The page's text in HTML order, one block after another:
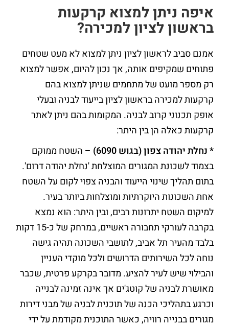
איפה ניתן למצוא קרקעות
בראשון לציון למכירה?
אמנם סביב לראשון לציון ניתן למצוא לא מעט שטחים
פתוחים שמקיפים אותה, אך נכון להיום, אפשר למצוא
רק מספר מועט של מתחמים שניתן למצוא בהם
קרקעות למכירה בראשון לציון בייעוד לבניה ובעלי
אופק תכנוני קרוב לבניה. המקומות בהם ניתן לאתר
קרקעות כאלה הן בין היתר:
* נחלת יהודה צפון(בגוש6090) – השטח ממוקם
בצמוד לשכונת המגורים המוצלחת 'נחלת יהודה דרום'.
בתום תהליך שינוי הייעוד והבניה צפוי לקום על השטח
אחת השכונות היוקרתיות ומוצלחות ביותר בעיר.
למיקום השטח יתרונות רבים, ובין היתר: הוא נמצא
בקרבה לעורקי תחבורה ראשיים, במרחק של כ-15 דקות
בלבד מהעיר תל אביב, לתושבי השכונה תהיה גישה
נוחה לכל השירותים הדרושים ולכל מוקדי העניין
והבילוי שיש לעיר להציע. מדובר בקרקע פרטית, שכבר
מאושרת לבניה של קוטג'ים אך אינה זמינה לבנייה
וכרגע בתהליכי הכנה של תוכנית לבניה של מבני דירות
מגורים בבנייה רוויה, כאשר התוכנית מקודמת על ידי